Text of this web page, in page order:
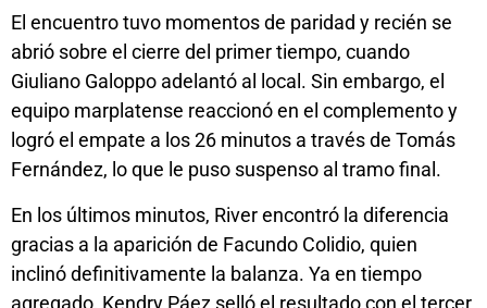
El encuentro tuvo momentos de paridad y recién se
abrió sobre el cierre del primer tiempo, cuando
Giuliano Galoppo adelantó al local. Sin embargo, el
equipo marplatense reaccionó en el complemento y
logró el empate a los 26 minutos a través de Tomás
Fernández, lo que le puso suspenso al tramo final.
En los últimos minutos, River encontró la diferencia
gracias a la aparición de Facundo Colidio, quien
inclinó definitivamente la balanza. Ya en tiempo
agregado, Kendry Páez selló el resultado con el tercer